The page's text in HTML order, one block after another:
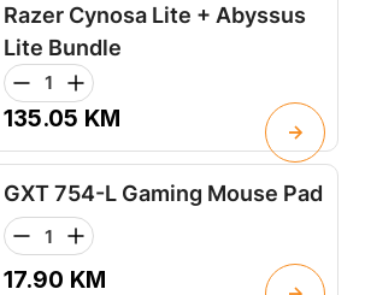
Razer Cynosa Lite + Abyssus
Lite Bundle
135.05 KM
GXT 754-L Gaming Mouse Pad
17.90 KM